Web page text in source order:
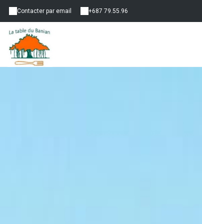
Contacter par email +687 79.55.96